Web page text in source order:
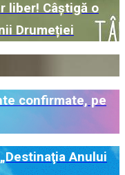
liber! Câștigă o
Drumeției
confirmate, pe
Anului